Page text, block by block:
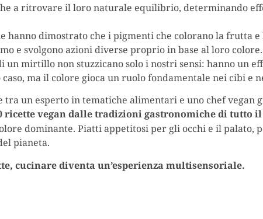
a ritrovare il loro naturale equilibrio, determinando
hanno dimostrato che i pigmenti che colorano la frutta
e svolgono azioni diverse proprio in base al loro
un mirtillo non stuzzicano solo i nostri sensi: hanno un
caso, ma il colore gioca un ruolo fondamentale nei cibi e
tra un esperto in tematiche alimentari e uno chef vegan
ricette vegan dalle tradizioni gastronomiche di tutto
dominante. Piatti appetitosi per gli occhi e il palato,
pianeta.
cucinare diventa un’esperienza multisensoriale.